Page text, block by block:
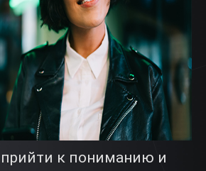
к пониманию и